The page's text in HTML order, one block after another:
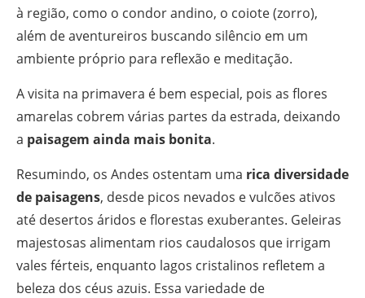
à região, como o condor andino, o coiote (zorro),
além de aventureiros buscando silêncio em um
ambiente próprio para reflexão e meditação.
A visita na primavera é bem especial, pois as flores
amarelas cobrem várias partes da estrada, deixando
a paisagem ainda mais bonita.
Resumindo, os Andes ostentam uma rica diversidade
de paisagens, desde picos nevados e vulcões ativos
até desertos áridos e florestas exuberantes. Geleiras
majestosas alimentam rios caudalosos que irrigam
vales férteis, enquanto lagos cristalinos refletem a
beleza dos céus azuis. Essa variedade de